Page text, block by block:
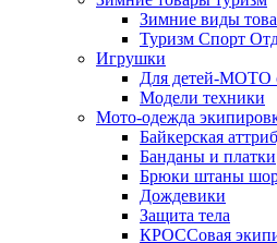
Зимние виды
Туризм Спорт
Игрушки
Для детей-МОТО
Модели техники
Мото-одежда
Байкерская
Банданы и платки
Брюки штаны
Дождевики
Защита тела
КРОССовая